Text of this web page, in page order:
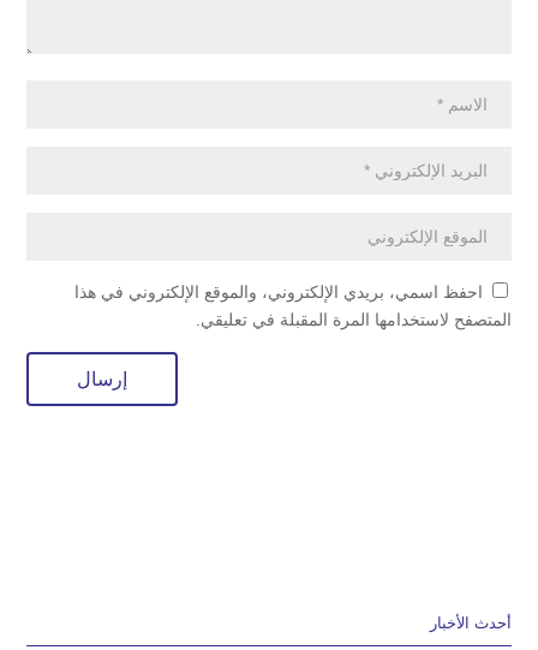
احفظ اسمي، بريدي الإلكتروني، والموقع الإلكتروني في هذا
المتصفح لاستخدامها المرة المقبلة في تعليقي.
أحدث الأخبار